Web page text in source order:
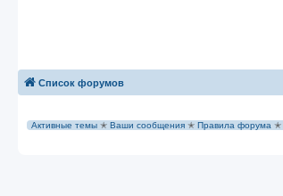
Список форумов
Активные темы ✭ Ваши сообщения ✭ Правила форума ✭